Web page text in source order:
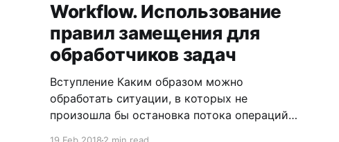
Workflow. Использование
правил замещения для
обработчиков задач
Вступление Каким образом можно
обработать ситуации, в которых не
произошла бы остановка потока операций